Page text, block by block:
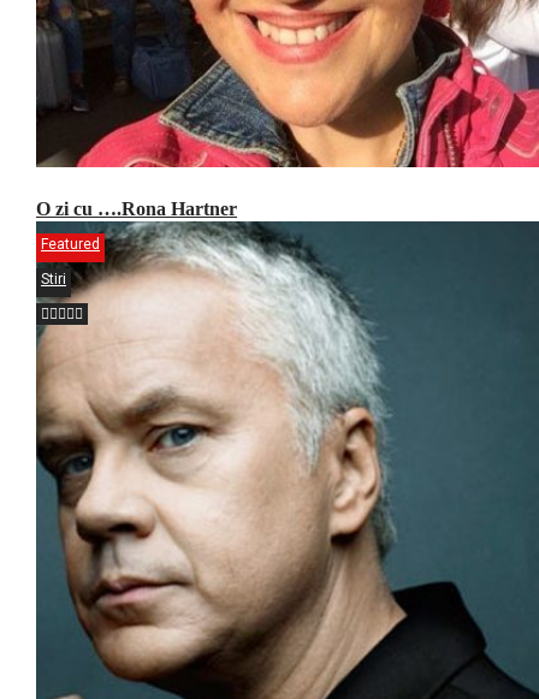
O zi cu ….Rona Hartner
Featured
Stiri